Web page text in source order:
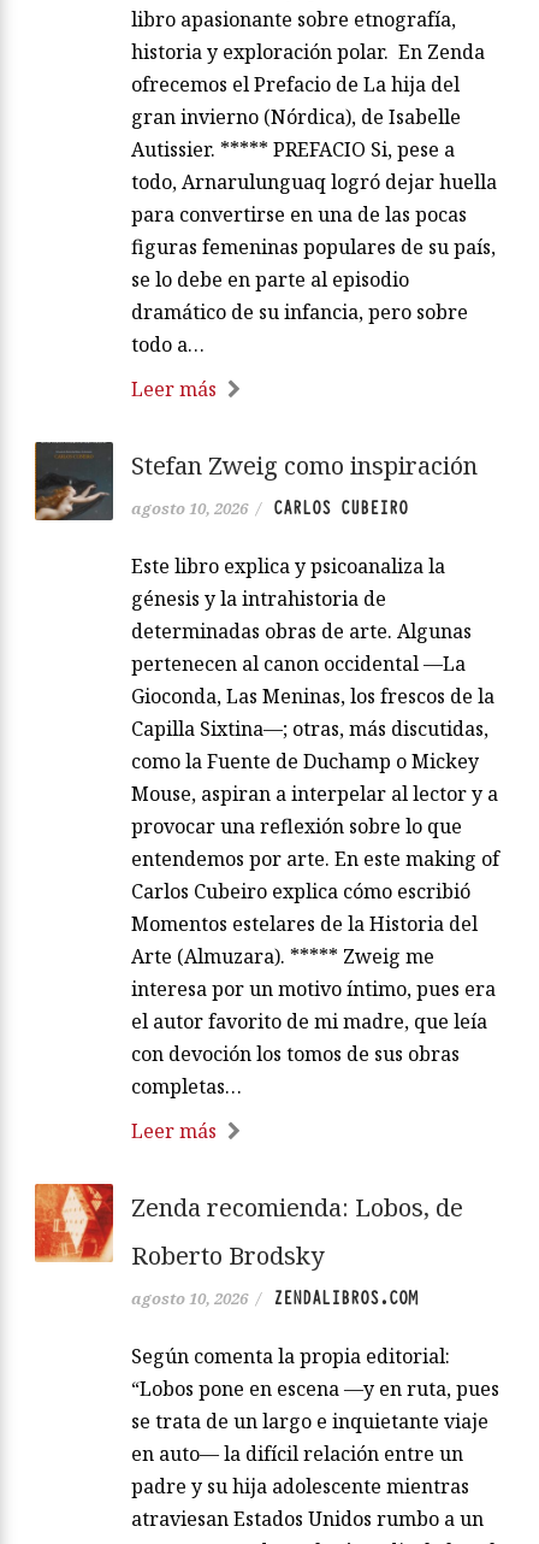
libro apasionante sobre etnografía,
historia y exploración polar. En Zenda
ofrecemos el Prefacio de La hija del
gran invierno (Nórdica), de Isabelle
Autissier. ***** PREFACIO Si, pese a
todo, Arnarulunguaq logró dejar huella
para convertirse en una de las pocas
figuras femeninas populares de su país,
se lo debe en parte al episodio
dramático de su infancia, pero sobre
todo a…
Leer más
Stefan Zweig como inspiración
agosto 10, 2026 / CARLOS CUBEIRO
Este libro explica y psicoanaliza la
génesis y la intrahistoria de
determinadas obras de arte. Algunas
pertenecen al canon occidental —La
Gioconda, Las Meninas, los frescos de la
Capilla Sixtina—; otras, más discutidas,
como la Fuente de Duchamp o Mickey
Mouse, aspiran a interpelar al lector y a
provocar una reflexión sobre lo que
entendemos por arte. En este making of
Carlos Cubeiro explica cómo escribió
Momentos estelares de la Historia del
Arte (Almuzara). ***** Zweig me
interesa por un motivo íntimo, pues era
el autor favorito de mi madre, que leía
con devoción los tomos de sus obras
completas…
Leer más
Zenda recomienda: Lobos, de
Roberto Brodsky
agosto 10, 2026 / ZENDALIBROS.COM
Según comenta la propia editorial:
“Lobos pone en escena —y en ruta, pues
se trata de un largo e inquietante viaje
en auto— la difícil relación entre un
padre y su hija adolescente mientras
atraviesan Estados Unidos rumbo a un